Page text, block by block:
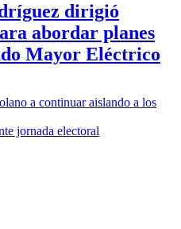
dirigió
abordar planes
Mayor Eléctrico
a continuar aislando a los
jornada electoral